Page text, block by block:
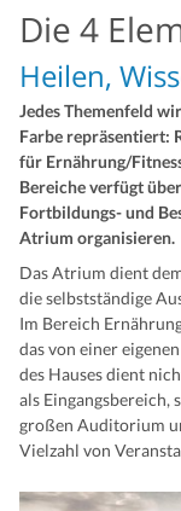
Die 4
Heilen,
Jedes Themenfeld
Farbe repräsentiert:
für Ernährung/
Bereiche verfügt
Fortbildungs- und
Atrium organisieren.
Das Atrium dient
die selbstständige
Im Bereich
das von einer
des Hauses dient
als Eingangsbereich,
großen Auditorium
Vielzahl von